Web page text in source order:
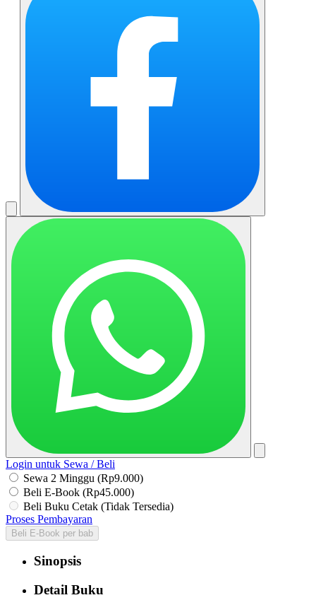
Login untuk Sewa / Beli
Sewa 2 Minggu (Rp9.000)
Beli E-Book (Rp45.000)
Beli Buku Cetak (Tidak Tersedia)
Proses Pembayaran
Beli E-Book per bab
Sinopsis
Detail Buku